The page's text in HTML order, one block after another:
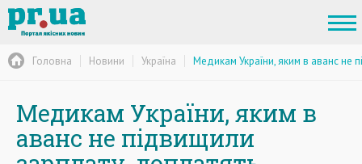
Головна Новини Україна Медикам України, яким в аванс не
Медикам України, яким в
аванс не підвищили